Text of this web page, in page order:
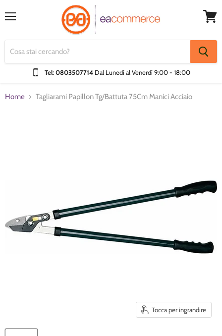
Tel: 0803507714 Dal Lunedì al Venerdì9:00 - 18:00
Home Tagliarami Papillon Tg/Battuta 75Cm Manici Acciaio
Tocca per ingrandire